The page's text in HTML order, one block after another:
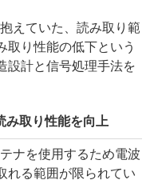
えていた、読み取り範
取り性能の低下という
設計と信号処理手法を
み取り性能を向上
ナを使用するため電波
れる範囲が限られてい